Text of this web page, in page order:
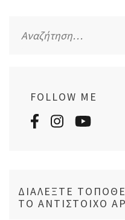
για:
FOLLOW ME
ΔΙΑΛΈΞΤΕ
ΤΟ ΑΝΤΊΣΤΟΙΧΟ